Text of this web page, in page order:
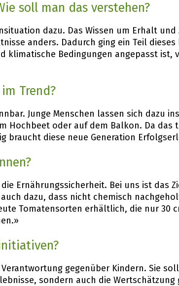
soll man das verstehen?
dazu. Das Wissen um Erhalt
anders. Dadurch ging ein Teil
klimatische Bedingungen angepasst
Trend?
Junge Menschen lassen sich dazu
Hochbeet oder auf dem Balkon. Da
diese neue Generation
Ernährungssicherheit. Bei uns ist das
dazu, dass nicht chemisch
Tomatensorten erhältlich, die nur 30
gegenüber Kindern. Sie
sondern auch die